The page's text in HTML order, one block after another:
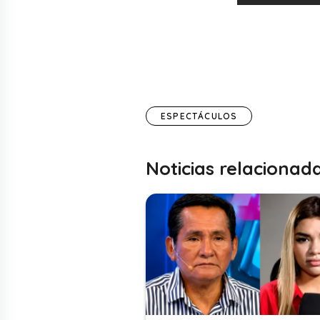
ESPECTÁCULOS
Noticias